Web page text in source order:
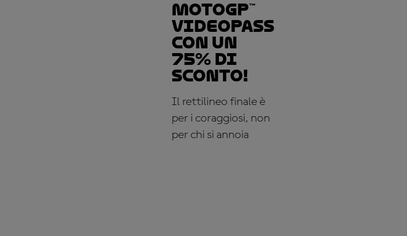
MotoGP™
VideoPass
con un
75% di
sconto!
Il rettilineo finale è
per i coraggiosi, non
per chi si annoia